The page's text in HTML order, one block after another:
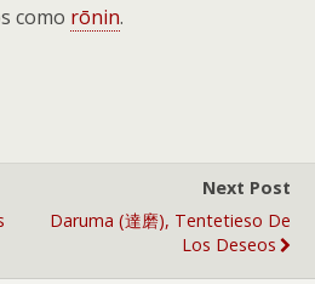
como rōnin.
Next Post
Daruma (達磨), Tentetieso De
Los Deseos